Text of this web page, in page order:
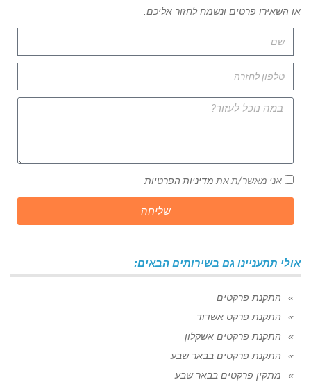
או השאירו פרטים ונשמח לחזור אליכם:
אני מאשר/ת את מדיניות הפרטיות
שליחה
אולי תתעניינו גם בשירותים הבאים:
התקנת פרקטים
התקנת פרקט אשדוד
התקנת פרקטים אשקלון
התקנת פרקטים בבאר שבע
מתקין פרקטים בבאר שבע